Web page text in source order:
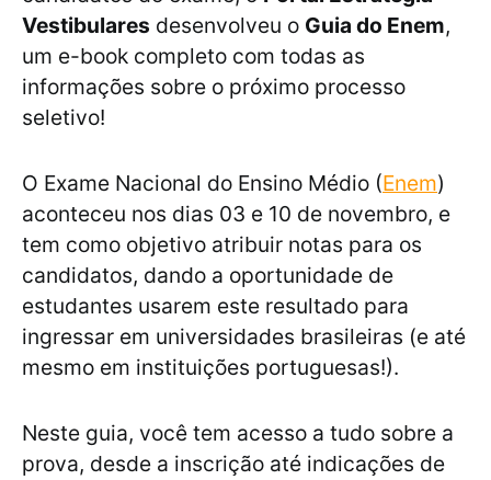
Vestibulares desenvolveu o Guia do Enem,
um e-book completo com todas as
informações sobre o próximo processo
seletivo!
O Exame Nacional do Ensino Médio (Enem)
aconteceu nos dias 03 e 10 de novembro, e
tem como objetivo atribuir notas para os
candidatos, dando a oportunidade de
estudantes usarem este resultado para
ingressar em universidades brasileiras (e até
mesmo em instituições portuguesas!).
Neste guia, você tem acesso a tudo sobre a
prova, desde a inscrição até indicações de